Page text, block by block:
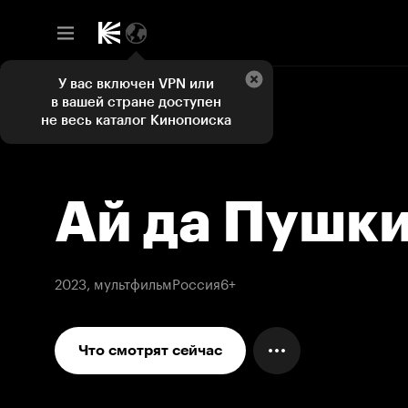
Ай да
2023, мультфильмРоссия6+
Что смотрят сейчас
У вас включен VPN или
в вашей стране доступен
не весь каталог Кинопоиска